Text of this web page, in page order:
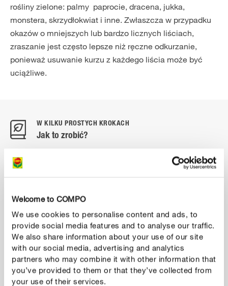
Welcome to COMPO
We use cookies to personalise content and ads, to
provide social media features and to analyse our traffic.
We also share information about your use of our site
with our social media, advertising and analytics
partners who may combine it with other information that
you’ve provided to them or that they’ve collected from
your use of their services.
rośliny zielone: palmy paprocie, dracena, jukka,
monstera, skrzydłokwiat i inne. Zwłaszcza w przypadku
okazów o mniejszych lub bardzo licznych liściach,
zraszanie jest często lepsze niż ręczne odkurzanie,
ponieważ usuwanie kurzu z każdego liścia może być
uciążliwe.
W KILKU PROSTYCH KROKACH
Jak to zrobić?
Przykryj doniczkę plastikową torbą. W przeciwnym
korzeniowa stanie się nadmiernie rozmoczona.
2 Do wanny lub pod prysznic
Umieść roślinę w wannie lub pod prysznicem. Latem